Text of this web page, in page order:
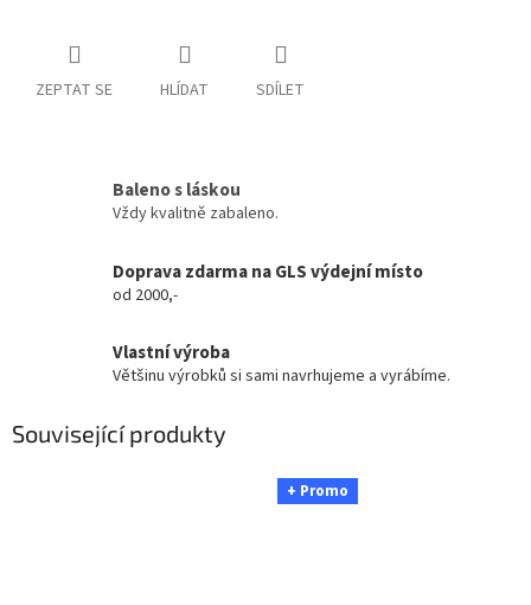
ZEPTAT SE HLÍDAT SDÍLET
Baleno s láskou
Vždy kvalitně zabaleno.
Doprava zdarma na GLS výdejní místo
od 2000,-
Vlastní výroba
Většinu výrobků si sami navrhujeme a vyrábíme.
Související produkty
+ Promo